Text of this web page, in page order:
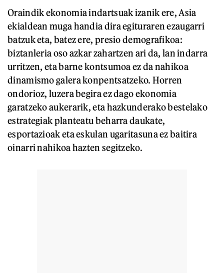
Oraindik ekonomia indartsuak izanik ere, Asia
ekialdean muga handia dira egituraren ezaugarri
batzuk eta, batez ere, presio demografikoa:
biztanleria oso azkar zahartzen ari da, lan indarra
urritzen, eta barne kontsumoa ez da nahikoa
dinamismo galera konpentsatzeko. Horren
ondorioz, luzera begira ez dago ekonomia
garatzeko aukerarik, eta hazkunderako bestelako
estrategiak planteatu beharra daukate,
esportazioak eta eskulan ugaritasuna ez baitira
oinarri nahikoa hazten segitzeko.